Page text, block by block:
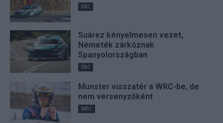
ERC
Suárez kényelmesen vezet,
Németék zárkóznak
Spanyolországban
ERC
Munster visszatér a WRC-be, de
nem versenyzőként
WRC